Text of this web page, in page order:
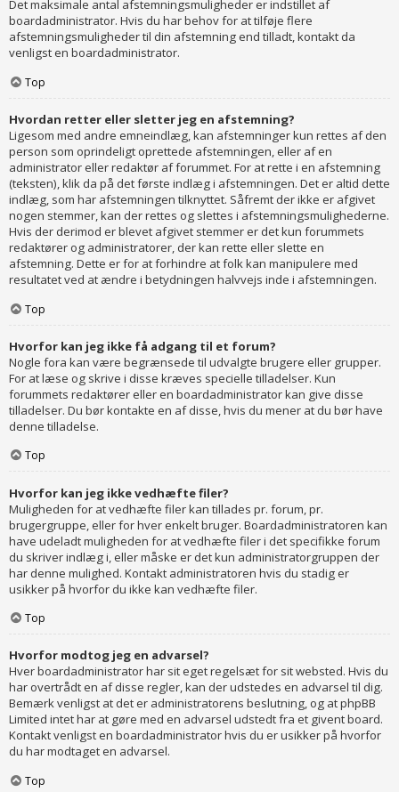
Det maksimale antal afstemningsmuligheder er indstillet af
boardadministrator. Hvis du har behov for at tilføje flere
afstemningsmuligheder til din afstemning end tilladt, kontakt da
venligst en boardadministrator.
Top
Hvordan retter eller sletter jeg en afstemning?
Ligesom med andre emneindlæg, kan afstemninger kun rettes af den
person som oprindeligt oprettede afstemningen, eller af en
administrator eller redaktør af forummet. For at rette i en afstemning
(teksten), klik da på det første indlæg i afstemningen. Det er altid dette
indlæg, som har afstemningen tilknyttet. Såfremt der ikke er afgivet
nogen stemmer, kan der rettes og slettes i afstemningsmulighederne.
Hvis der derimod er blevet afgivet stemmer er det kun forummets
redaktører og administratorer, der kan rette eller slette en
afstemning. Dette er for at forhindre at folk kan manipulere med
resultatet ved at ændre i betydningen halvvejs inde i afstemningen.
Top
Hvorfor kan jeg ikke få adgang til et forum?
Nogle fora kan være begrænsede til udvalgte brugere eller grupper.
For at læse og skrive i disse kræves specielle tilladelser. Kun
forummets redaktører eller en boardadministrator kan give disse
tilladelser. Du bør kontakte en af disse, hvis du mener at du bør have
denne tilladelse.
Top
Hvorfor kan jeg ikke vedhæfte filer?
Muligheden for at vedhæfte filer kan tillades pr. forum, pr.
brugergruppe, eller for hver enkelt bruger. Boardadministratoren kan
have udeladt muligheden for at vedhæfte filer i det specifikke forum
du skriver indlæg i, eller måske er det kun administratorgruppen der
har denne mulighed. Kontakt administratoren hvis du stadig er
usikker på hvorfor du ikke kan vedhæfte filer.
Top
Hvorfor modtog jeg en advarsel?
Hver boardadministrator har sit eget regelsæt for sit websted. Hvis du
har overtrådt en af disse regler, kan der udstedes en advarsel til dig.
Bemærk venligst at det er administratorens beslutning, og at phpBB
Limited intet har at gøre med en advarsel udstedt fra et givent board.
Kontakt venligst en boardadministrator hvis du er usikker på hvorfor
du har modtaget en advarsel.
Top